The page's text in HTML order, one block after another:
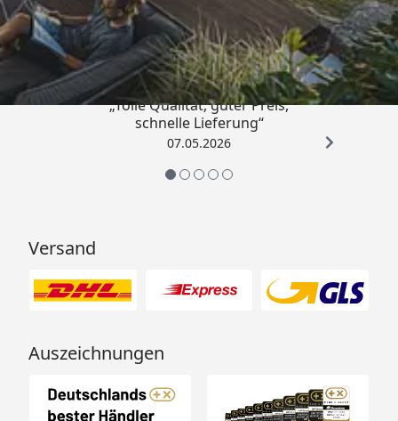
4,67/ 5
„Tolle Qualität, guter Preis,
schnelle Lieferung“
07.05.2026
Versand
Auszeichnungen